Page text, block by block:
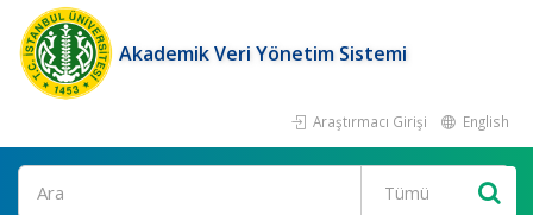
Akademik Veri Yönetim Sistemi
Araştırmacı Girişi English
Ara